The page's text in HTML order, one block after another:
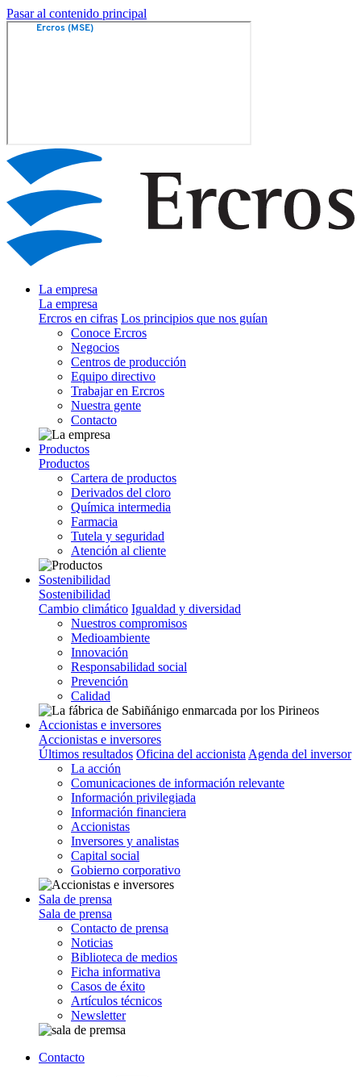
Pasar al contenido principal
La empresa
La empresa
Ercros en cifras Los principios que nos guían
Conoce Ercros
Negocios
Centros de producción
Equipo directivo
Trabajar en Ercros
Nuestra gente
Contacto
Productos
Productos
Cartera de productos
Derivados del cloro
Química intermedia
Farmacia
Tutela y seguridad
Atención al cliente
Sostenibilidad
Sostenibilidad
Cambio climático Igualdad y diversidad
Nuestros compromisos
Medioambiente
Innovación
Responsabilidad social
Prevención
Calidad
Accionistas e inversores
Accionistas e inversores
Últimos resultados Oficina del accionista Agenda del inversor
La acción
Comunicaciones de información relevante
Información privilegiada
Información financiera
Accionistas
Inversores y analistas
Capital social
Gobierno corporativo
Sala de prensa
Sala de prensa
Contacto de prensa
Noticias
Biblioteca de medios
Ficha informativa
Casos de éxito
Artículos técnicos
Newsletter
Contacto